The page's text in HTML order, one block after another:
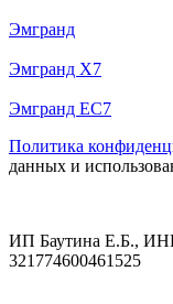
Эмгранд
Эмгранд Х7
Эмгранд ЕС7
Политика
данных и
ИП Баутина Е.Б.,
321774600461525